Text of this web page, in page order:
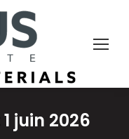
1 juin 2026